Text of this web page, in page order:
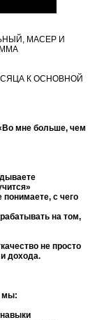
МАСЕР И
К ОСНОВНОЙ
мне больше, чем
с чего
на том,
не просто
дохода.
мы: